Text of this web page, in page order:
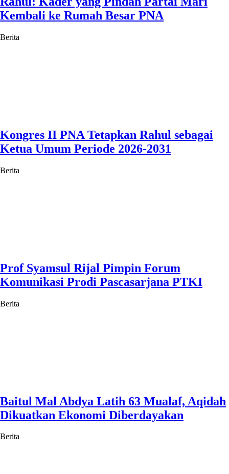
Kembali ke Rumah Besar PNA
Berita
Kongres II PNA Tetapkan Rahul sebagai
Ketua Umum Periode 2026-2031
Berita
Prof Syamsul Rijal Pimpin Forum
Komunikasi Prodi Pascasarjana PTKI
Berita
Baitul Mal Abdya Latih 63 Mualaf, Aqidah
Dikuatkan Ekonomi Diberdayakan
Berita